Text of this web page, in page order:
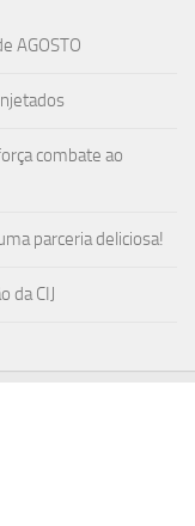
AGOSTO
combate ao
parceria deliciosa!
da CIJ